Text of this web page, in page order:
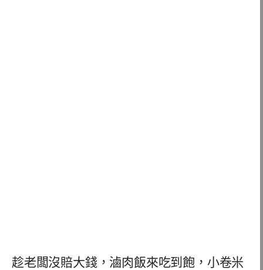
趁老闆沒賠大錢，滷肉飯來吃到飽，小卷米